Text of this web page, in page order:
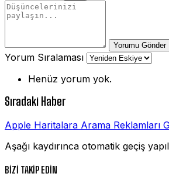
Yorumu Gönder
Yorum Sıralaması
Henüz yorum yok.
Sıradaki Haber
Apple Haritalara Arama Reklamları
Aşağı kaydırınca otomatik geçiş
BİZİ TAKİP EDİN